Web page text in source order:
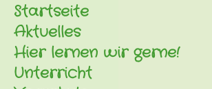
Startseite
Aktuelles
Hier lernen wir gerne!
Unterricht